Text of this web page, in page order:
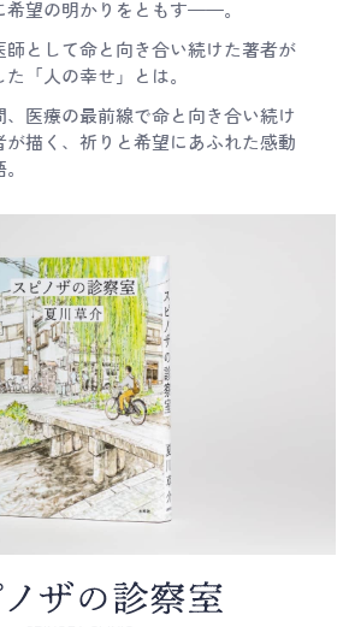
希望の明かりをともす──。
師として命と向き合い続けた著者が
た「人の幸せ」とは。
、医療の最前線で命と向き合い続け
が描く、祈りと希望にあふれた感動